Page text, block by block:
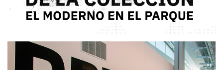
ALBERTINA CARRI